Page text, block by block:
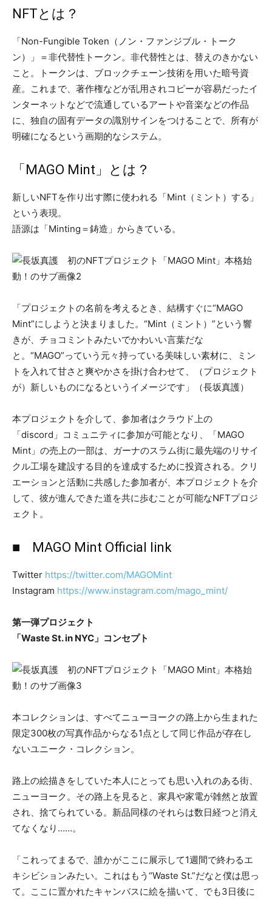
NFTとは？
「Non-Fungible Token（ノン・ファンジブル・トーク
ン）」＝非代替性トークン。非代替性とは、替えのきかない
こと。トークンは、ブロックチェーン技術を用いた暗号資
産。これまで、著作権などが乱用されコピーが容易だったイ
ンターネットなどで流通しているアートや音楽などの作品
に、独自の固有データの識別サインをつけることで、所有が
明確になるという画期的なシステム。
「MAGO Mint」とは？
新しいNFTを作り出す際に使われる「Mint（ミント）する」
という表現。
語源は「Minting＝鋳造」からきている。
「プロジェクトの名前を考えるとき、結構すぐに“MAGO
Mint”にしようと決まりました。“Mint（ミント）”という響
きが、チョコミントみたいでかわいい言葉だな
と。“MAGO”っていう元々持っている美味しい素材に、ミン
トを入れて甘さと爽やかさを掛け合わせて、（プロジェクト
が）新しいものになるというイメージです」（長坂真護）
本プロジェクトを介して、参加者はクラウド上の
「discord」コミュニティに参加が可能となり、「MAGO
Mint」の売上の一部は、ガーナのスラム街に最先端のリサイ
クル工場を建設する目的を達成するために投資される。クリ
エーションと活動に共感した参加者が、本プロジェクトを介
して、彼が進んできた道を共に歩むことが可能なNFTプロジ
ェクト。
■ MAGO Mint Official link
Twitter https://twitter.com/MAGOMint
Instagram https://www.instagram.com/mago_mint/
第一弾プロジェクト
「Waste St. in NYC」コンセプト
本コレクションは、すべてニューヨークの路上から生まれた
限定300枚の写真作品からなる1点として同じ作品が存在し
ないユニーク・コレクション。
路上の絵描きをしていた本人にとっても思い入れのある街、
ニューヨーク。その路上を見ると、家具や家電が雑然と放置
され、捨てられている。新品同様のそれらは数日経つと消え
てなくなり……。
「これってまるで、誰かがここに展示して1週間で終わるエ
キシビションみたい。これはもう“Waste St.”だなと僕は思っ
て。ここに置かれたキャンバスに絵を描いて、でも3日後に